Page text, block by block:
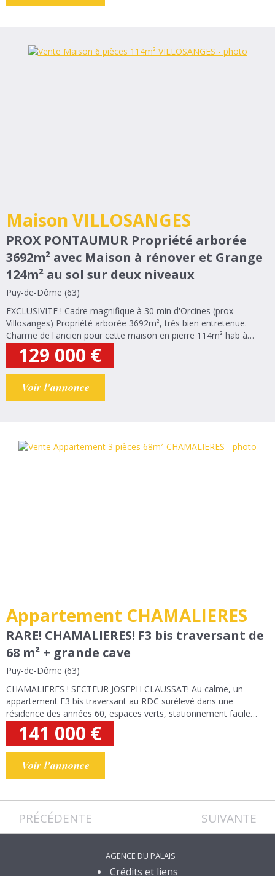
Maison VILLOSANGES
PROX PONTAUMUR Propriété arborée
3692m² avec Maison à rénover et Grange
124m² au sol sur deux niveaux
Puy-de-Dôme (63)
EXCLUSIVITE ! Cadre magnifique à 30 min d'Orcines (prox
Villosanges) Propriété arborée 3692m², trés bien entretenue.
Charme de l'ancien pour cette maison en pierre 114m² hab à
rénover intérieurement espace vie de plain pied, 4 chambres au
1er, poss plus en...
129 000 €
Voir l'annonce
Appartement CHAMALIERES
RARE! CHAMALIERES! F3 bis traversant de
68 m² + grande cave
Puy-de-Dôme (63)
CHAMALIERES ! SECTEUR JOSEPH CLAUSSAT! Au calme, un
appartement F3 bis traversant au RDC surélevé dans une
résidence des années 60, espaces verts, stationnement facile
dans la rue, cet appartement exposé EST/OUEST est composé
d'une entrée, un séjour-salle à manger...
141 000 €
Voir l'annonce
PRÉCÉDENTE SUIVANTE
AGENCE DU PALAIS
Crédits et liens